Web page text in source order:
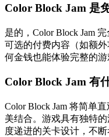
Color Block Jam 是
是的，Color Block Jam
可选的付费内容（如额
何金钱也能体验完整的游
Color Block Jam 有
Color Block Jam 将简单
美结合。游戏具有独特
度递进的关卡设计，不